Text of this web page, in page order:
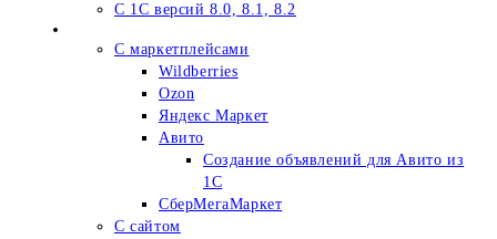
С 1С версий 8.0, 8.1, 8.2
С маркетплейсами
Wildberries
Ozon
Яндекс Маркет
Авито
Создание объявлений для Авито из
1С
СберМегаМаркет
С сайтом